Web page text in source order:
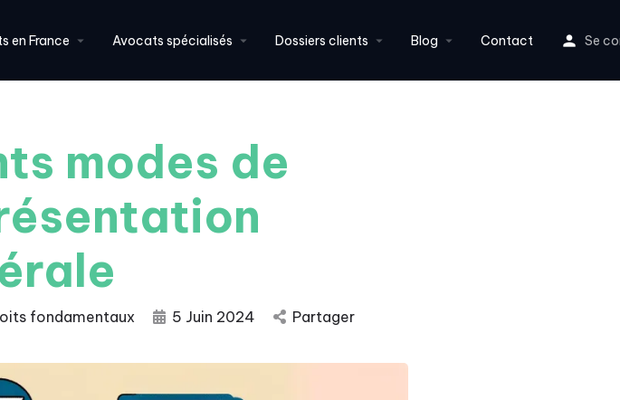
en France Avocats spécialisés Dossiers clients Blog Contact Se
modes de
fondamentaux 5 Juin 2024 Partager